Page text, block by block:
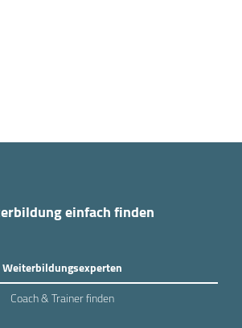
einfach finden
Weiterbildungsexperten
Coach & Trainer finden